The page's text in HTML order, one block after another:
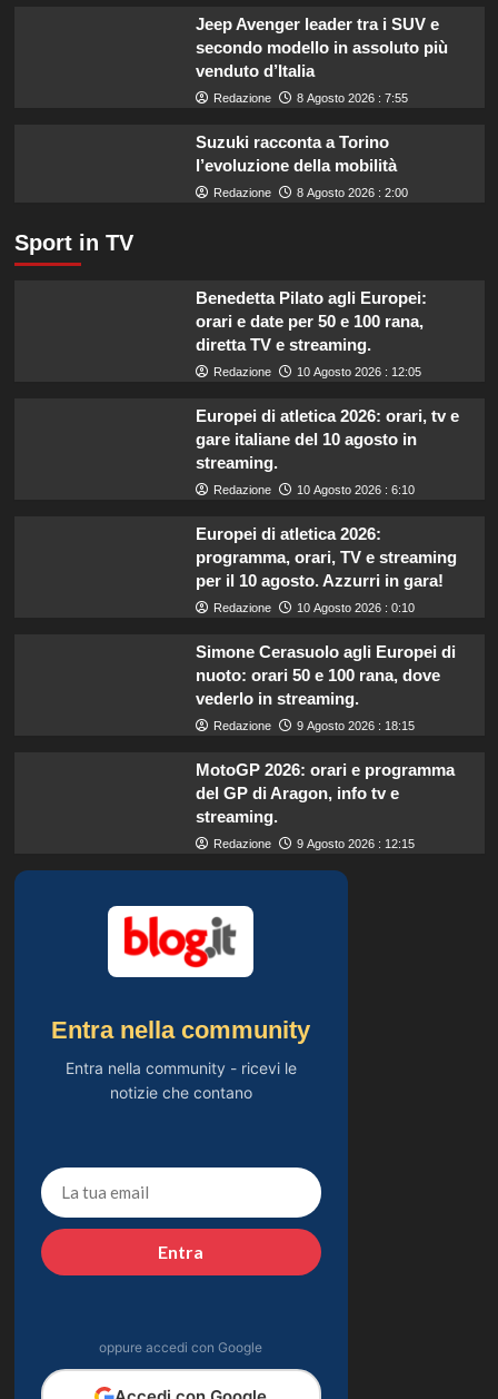
Jeep Avenger leader tra i SUV e
secondo modello in assoluto più
venduto d’Italia
Redazione 8 Agosto 2026 : 7:55
Suzuki racconta a Torino
l’evoluzione della mobilità
Redazione 8 Agosto 2026 : 2:00
Sport in TV
Benedetta Pilato agli Europei:
orari e date per 50 e 100 rana,
diretta TV e streaming.
Redazione 10 Agosto 2026 : 12:05
Europei di atletica 2026: orari, tv e
gare italiane del 10 agosto in
streaming.
Redazione 10 Agosto 2026 : 6:10
Europei di atletica 2026:
programma, orari, TV e streaming
per il 10 agosto. Azzurri in gara!
Redazione 10 Agosto 2026 : 0:10
Simone Cerasuolo agli Europei di
nuoto: orari 50 e 100 rana, dove
vederlo in streaming.
Redazione 9 Agosto 2026 : 18:15
MotoGP 2026: orari e programma
del GP di Aragon, info tv e
streaming.
Redazione 9 Agosto 2026 : 12:15
Entra nella community
Entra nella community - ricevi le
notizie che contano
Entra
oppure accedi con Google